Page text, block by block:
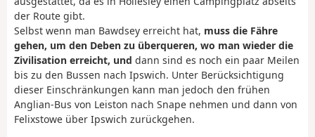
der Route gibt.
Selbst wenn man Bawdsey erreicht hat, muss die Fähre
gehen, um den Deben zu überqueren, wo man wieder die
Zivilisation erreicht, und dann sind es noch ein paar Meilen
bis zu den Bussen nach Ipswich. Unter Berücksichtigung
dieser Einschränkungen kann man jedoch den frühen
Anglian-Bus von Leiston nach Snape nehmen und dann von
Felixstowe über Ipswich zurückgehen.